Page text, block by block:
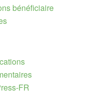
bénéficiaire
FR